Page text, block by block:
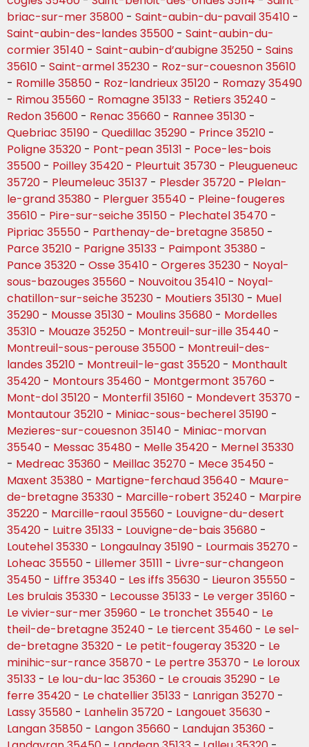
briac-sur-mer 35800 - Saint-aubin-du-pavail 35410 -
Saint-aubin-des-landes 35500 - Saint-aubin-du-
cormier 35140 - Saint-aubin-d’aubigne 35250 - Sains
35610 - Saint-armel 35230 - Roz-sur-couesnon 35610
- Romille 35850 - Roz-landrieux 35120 - Romazy 35490
- Rimou 35560 - Romagne 35133 - Retiers 35240 -
Redon 35600 - Renac 35660 - Rannee 35130 -
Quebriac 35190 - Quedillac 35290 - Prince 35210 -
Poligne 35320 - Pont-pean 35131 - Poce-les-bois
35500 - Poilley 35420 - Pleurtuit 35730 - Pleugueneuc
35720 - Pleumeleuc 35137 - Plesder 35720 - Plelan-
le-grand 35380 - Plerguer 35540 - Pleine-fougeres
35610 - Pire-sur-seiche 35150 - Plechatel 35470 -
Pipriac 35550 - Parthenay-de-bretagne 35850 -
Parce 35210 - Parigne 35133 - Paimpont 35380 -
Pance 35320 - Osse 35410 - Orgeres 35230 - Noyal-
sous-bazouges 35560 - Nouvoitou 35410 - Noyal-
chatillon-sur-seiche 35230 - Moutiers 35130 - Muel
35290 - Mousse 35130 - Moulins 35680 - Mordelles
35310 - Mouaze 35250 - Montreuil-sur-ille 35440 -
Montreuil-sous-perouse 35500 - Montreuil-des-
landes 35210 - Montreuil-le-gast 35520 - Monthault
35420 - Montours 35460 - Montgermont 35760 -
Mont-dol 35120 - Monterfil 35160 - Mondevert 35370 -
Montautour 35210 - Miniac-sous-becherel 35190 -
Mezieres-sur-couesnon 35140 - Miniac-morvan
35540 - Messac 35480 - Melle 35420 - Mernel 35330
- Medreac 35360 - Meillac 35270 - Mece 35450 -
Maxent 35380 - Martigne-ferchaud 35640 - Maure-
de-bretagne 35330 - Marcille-robert 35240 - Marpire
35220 - Marcille-raoul 35560 - Louvigne-du-desert
35420 - Luitre 35133 - Louvigne-de-bais 35680 -
Loutehel 35330 - Longaulnay 35190 - Lourmais 35270 -
Loheac 35550 - Lillemer 35111 - Livre-sur-changeon
35450 - Liffre 35340 - Les iffs 35630 - Lieuron 35550 -
Les brulais 35330 - Lecousse 35133 - Le verger 35160 -
Le vivier-sur-mer 35960 - Le tronchet 35540 - Le
theil-de-bretagne 35240 - Le tiercent 35460 - Le sel-
de-bretagne 35320 - Le petit-fougeray 35320 - Le
minihic-sur-rance 35870 - Le pertre 35370 - Le loroux
35133 - Le lou-du-lac 35360 - Le crouais 35290 - Le
ferre 35420 - Le chatellier 35133 - Lanrigan 35270 -
Lassy 35580 - Lanhelin 35720 - Langouet 35630 -
Langan 35850 - Langon 35660 - Landujan 35360 -